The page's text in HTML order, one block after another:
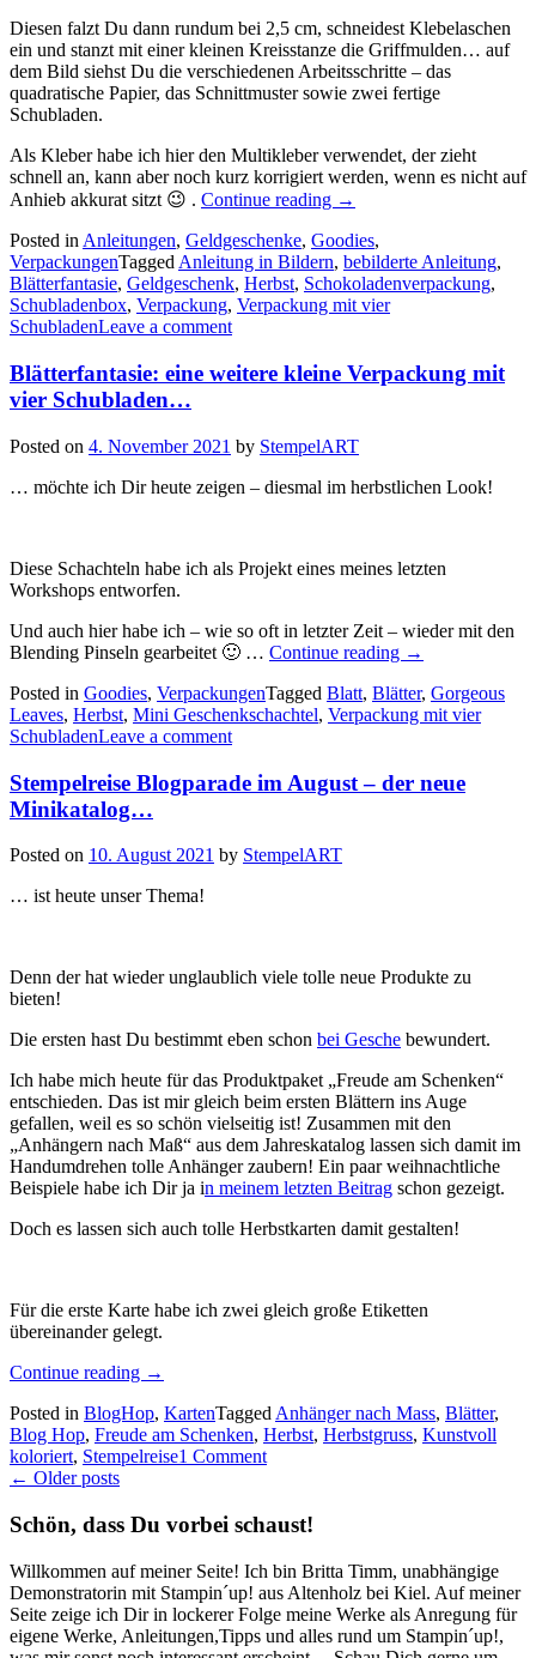
Diesen falzt Du dann rundum bei 2,5 cm, schneidest Klebelaschen
ein und stanzt mit einer kleinen Kreisstanze die Griffmulden… auf
dem Bild siehst Du die verschiedenen Arbeitsschritte – das
quadratische Papier, das Schnittmuster sowie zwei fertige
Schubladen.
Als Kleber habe ich hier den Multikleber verwendet, der zieht
schnell an, kann aber noch kurz korrigiert werden, wenn es nicht auf
Anhieb akkurat sitzt 😉 . Continue reading
„Die
für
die
Geschenkbox
mit
→
Posted in Anleitungen, Geldgeschenke, Goodies,
VerpackungenTagged Anleitung in Bildern, bebilderte Anleitung,
Blätterfantasie, Geldgeschenk, Herbst, Schokoladenverpackung,
Schubladenbox, Verpackung, Verpackung mit vier
SchubladenLeave a comment
Blätterfantasie: eine weitere kleine Verpackung mit
vier Schubladen…
Posted on 4. November 2021 by StempelART
… möchte ich Dir heute zeigen – diesmal im herbstlichen Look!
Diese Schachteln habe ich als Projekt eines meines letzten
Workshops entworfen.
Und auch hier habe ich – wie so oft in letzter Zeit – wieder mit den
Blending Pinseln gearbeitet 🙂 … Continue reading „Blätterfantasie:
weitere
kleine
vier
→
Posted in Goodies, VerpackungenTagged Blatt, Blätter, Gorgeous
Leaves, Herbst, Mini Geschenkschachtel, Verpackung mit vier
SchubladenLeave a comment
Stempelreise Blogparade im August – der neue
Minikatalog…
Posted on 10. August 2021 by StempelART
… ist heute unser Thema!
Denn der hat wieder unglaublich viele tolle neue Produkte zu
bieten!
Die ersten hast Du bestimmt eben schon bei Gesche bewundert.
Ich habe mich heute für das Produktpaket „Freude am Schenken“
entschieden. Das ist mir gleich beim ersten Blättern ins Auge
gefallen, weil es so schön vielseitig ist! Zusammen mit den
„Anhängern nach Maß“ aus dem Jahreskatalog lassen sich damit im
Handumdrehen tolle Anhänger zaubern! Ein paar weihnachtliche
Beispiele habe ich Dir ja in meinem letzten Beitrag schon gezeigt.
Doch es lassen sich auch tolle Herbstkarten damit gestalten!
Für die erste Karte habe ich zwei gleich große Etiketten
übereinander gelegt.
Continue reading „Stempelreise
im
August
–
Minikatalog…“
→
Posted in BlogHop, KartenTagged Anhänger nach Mass, Blätter,
Blog Hop, Freude am Schenken, Herbst, Herbstgruss, Kunstvoll
koloriert, Stempelreise1 Comment
Posts
← Older posts
Schön, dass Du vorbei schaust!
Willkommen auf meiner Seite! Ich bin Britta Timm, unabhängige
Demonstratorin mit Stampin´up! aus Altenholz bei Kiel. Auf meiner
Seite zeige ich Dir in lockerer Folge meine Werke als Anregung für
eigene Werke, Anleitungen,Tipps und alles rund um Stampin´up!,